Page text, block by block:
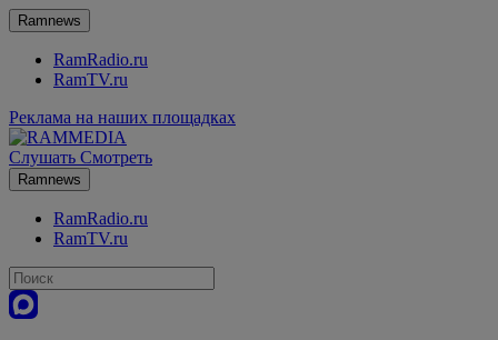
Ramnews
RamRadio.ru
RamTV.ru
Реклама на наших площадках
Слушать Смотреть
Ramnews
RamRadio.ru
RamTV.ru